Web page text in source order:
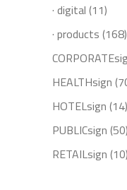
· digital (11)
· products (168)
HEALTHsign
HOTELsign (14)
PUBLICsign (50)
RETAILsign (10)